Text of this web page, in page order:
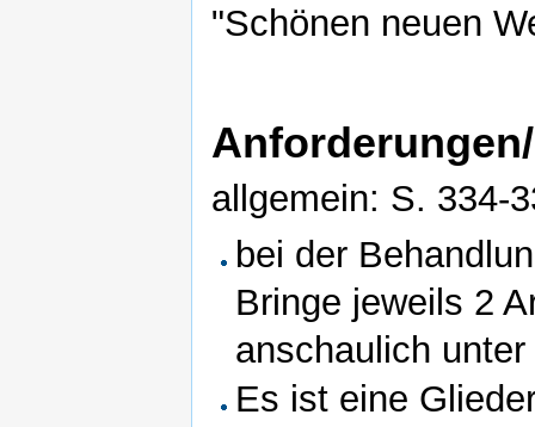
"Schönen neuen
allgemein: S. 334-
bei der
Bringe jeweils 2
anschaulich
Es ist eine